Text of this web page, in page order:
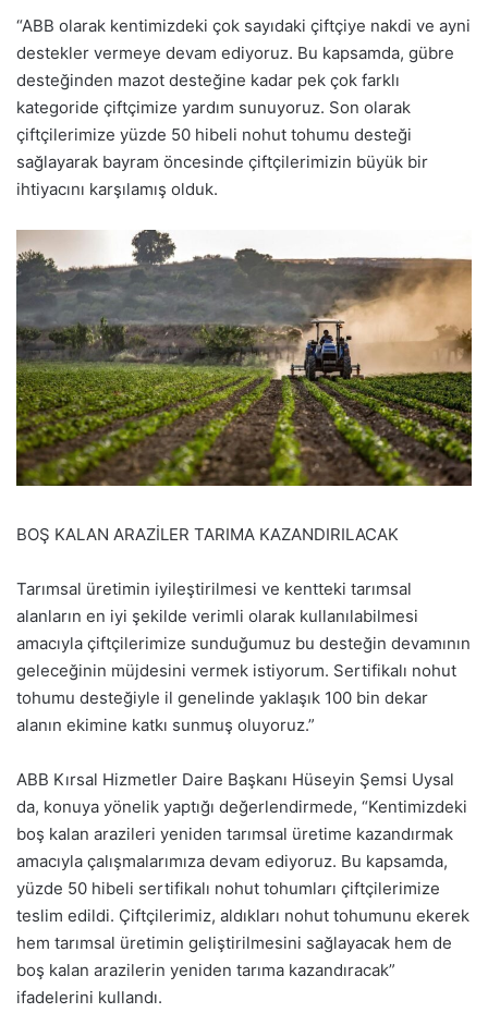
“ABB olarak kentimizdeki çok sayıdaki çiftçiye nakdi ve ayni
destekler vermeye devam ediyoruz. Bu kapsamda, gübre
desteğinden mazot desteğine kadar pek çok farklı
kategoride çiftçimize yardım sunuyoruz. Son olarak
çiftçilerimize yüzde 50 hibeli nohut tohumu desteği
sağlayarak bayram öncesinde çiftçilerimizin büyük bir
ihtiyacını karşılamış olduk.
BOŞ KALAN ARAZİLER TARIMA KAZANDIRILACAK
Tarımsal üretimin iyileştirilmesi ve kentteki tarımsal
alanların en iyi şekilde verimli olarak kullanılabilmesi
amacıyla çiftçilerimize sunduğumuz bu desteğin devamının
geleceğinin müjdesini vermek istiyorum. Sertifikalı nohut
tohumu desteğiyle il genelinde yaklaşık 100 bin dekar
alanın ekimine katkı sunmuş oluyoruz.”
ABB Kırsal Hizmetler Daire Başkanı Hüseyin Şemsi Uysal
da, konuya yönelik yaptığı değerlendirmede, “Kentimizdeki
boş kalan arazileri yeniden tarımsal üretime kazandırmak
amacıyla çalışmalarımıza devam ediyoruz. Bu kapsamda,
yüzde 50 hibeli sertifikalı nohut tohumları çiftçilerimize
teslim edildi. Çiftçilerimiz, aldıkları nohut tohumunu ekerek
hem tarımsal üretimin geliştirilmesini sağlayacak hem de
boş kalan arazilerin yeniden tarıma kazandıracak”
ifadelerini kullandı.